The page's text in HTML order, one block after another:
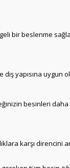
bir beslenme
diş yapısına uygun
besinleri
karşı direncini